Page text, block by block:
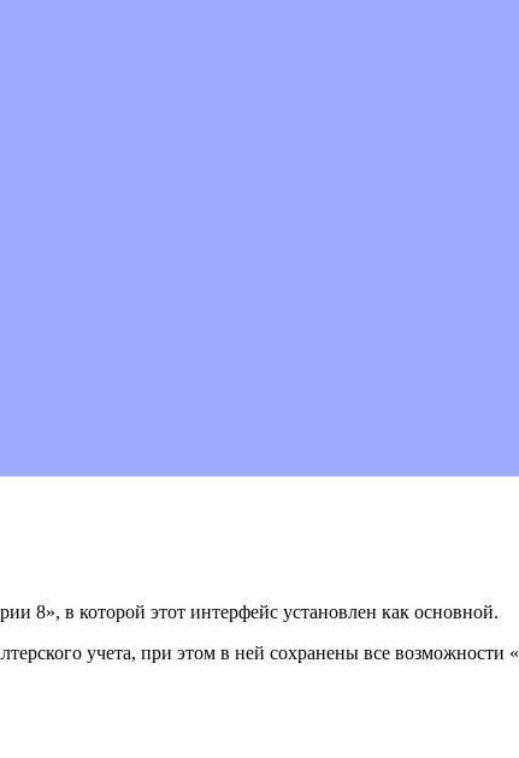
8», в которой этот интерфейс установлен как основной.
учета, при этом в ней сохранены все возможности